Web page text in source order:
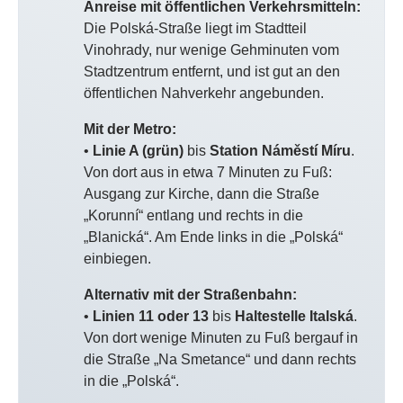
Anreise mit öffentlichen Verkehrsmitteln:
Die Polská-Straße liegt im Stadtteil
Vinohrady, nur wenige Gehminuten vom
Stadtzentrum entfernt, und ist gut an den
öffentlichen Nahverkehr angebunden.
Mit der Metro:
• Linie A (grün) bis Station Náměstí Míru.
Von dort aus in etwa 7 Minuten zu Fuß:
Ausgang zur Kirche, dann die Straße
„Korunní“ entlang und rechts in die
„Blanická“. Am Ende links in die „Polská“
einbiegen.
Alternativ mit der Straßenbahn:
• Linien 11 oder 13 bis Haltestelle Italská.
Von dort wenige Minuten zu Fuß bergauf in
die Straße „Na Smetance“ und dann rechts
in die „Polská“.